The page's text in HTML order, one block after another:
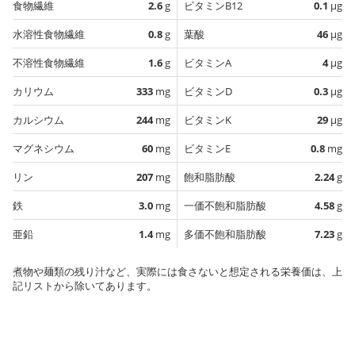
食物繊維
2.6g
水溶性食物繊維
0.8g
不溶性食物繊維
1.6g
カリウム
333 mg
カルシウム
244mg
マグネシウム
60 mg
リン
207 mg
鉄
3.0 mg
亜鉛
1.4mg
ビタミンB12
0.1 µg
葉酸
46 µg
ビタミンA
4µg
ビタミンD
0.3 µg
ビタミンK
29 µg
ビタミンE
0.8 mg
飽和脂肪酸
2.24g
一価不飽和脂肪酸
4.58g
多価不飽和脂肪酸
7.23g
煮物や麺類の残り汁など、実際には食さないと想定される栄養価は、上
記リストから除いてあります。